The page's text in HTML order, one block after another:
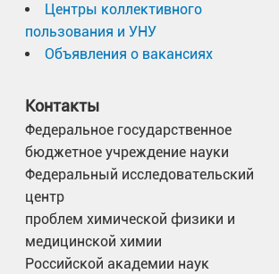
Центры коллективного
пользования и УНУ
Объявления о вакансиях
Контакты
Федеральное государственное
бюджетное учреждение науки
Федеральный исследовательский
центр
проблем химической физики и
медицинской химии
Российской академии наук